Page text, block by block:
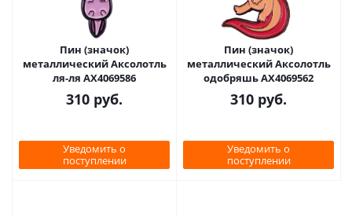
Пин (значок)
металлический Аксолотль
ля-ля AX4069586
310 руб.
Уведомить о
поступлении
Пин (значок)
металлический Аксолотль
одобряшь AX4069562
310 руб.
Уведомить о
поступлении